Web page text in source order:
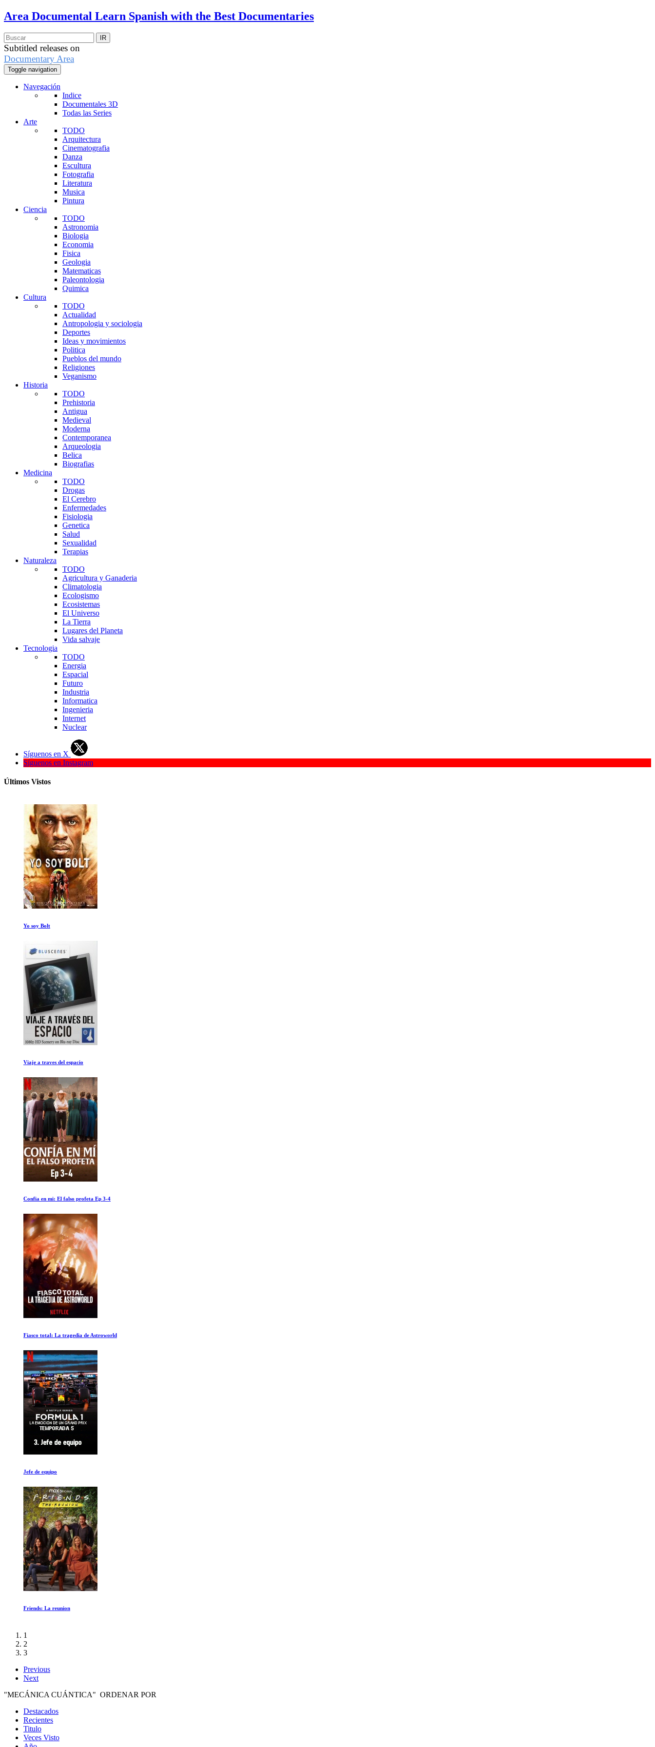
Area Documental Learn Spanish with the Best Documentaries
Subtitled releases on
Documentary Area
Toggle navigation
Navegación
Indice
Documentales 3D
Todas las Series
Arte
TODO
Arquitectura
Cinematografia
Danza
Escultura
Fotografia
Literatura
Musica
Pintura
Ciencia
TODO
Astronomia
Biologia
Economia
Fisica
Geologia
Matematicas
Paleontologia
Quimica
Cultura
TODO
Actualidad
Antropologia y sociologia
Deportes
Ideas y movimientos
Politica
Pueblos del mundo
Religiones
Veganismo
Historia
TODO
Prehistoria
Antigua
Medieval
Moderna
Contemporanea
Arqueologia
Belica
Biografias
Medicina
TODO
Drogas
El Cerebro
Enfermedades
Fisiologia
Genetica
Salud
Sexualidad
Terapias
Naturaleza
TODO
Agricultura y Ganaderia
Climatologia
Ecologismo
Ecosistemas
El Universo
La Tierra
Lugares del Planeta
Vida salvaje
Tecnologia
TODO
Energia
Espacial
Futuro
Industria
Informatica
Ingenieria
Internet
Nuclear
Síguenos en X
Síguenos en Instagram
Últimos Vistos
Indie Game La Pelicula
Mundos Alienigenas
Ayuno
La Noche Caera
Planeta Hormiga La Vida en la Colonia
Buceando en lo Desconocido
1
2
3
Previous
Next
"MECÁNICA CUÁNTICA" ORDENAR POR
Destacados
Recientes
Titulo
Veces Visto